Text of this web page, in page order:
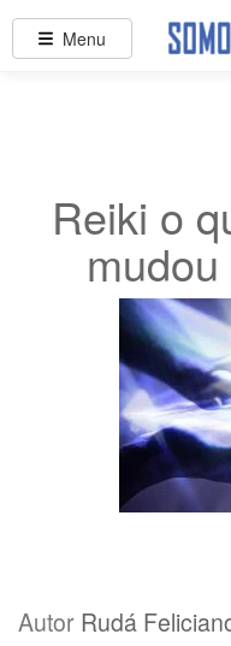
Reiki o
Autor Rudá
Menu